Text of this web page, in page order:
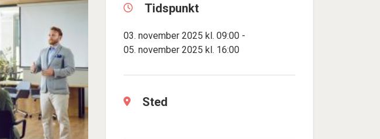
Tidspunkt
03. november 2025 kl. 09:00 -
05. november 2025 kl. 16:00
Sted